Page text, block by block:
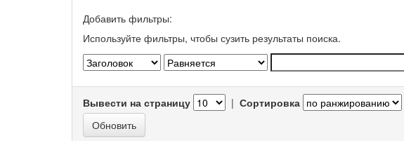
Добавить фильтры:
Используйте фильтры, чтобы сузить результаты поиска.
Вывести на страницу | Сортировка